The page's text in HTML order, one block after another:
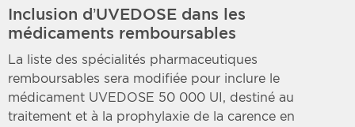
Inclusion d’UVEDOSE dans les
médicaments remboursables
La liste des spécialités pharmaceutiques
remboursables sera modifiée pour inclure le
médicament UVEDOSE 50 000 UI, destiné au
traitement et à la prophylaxie de la carence en